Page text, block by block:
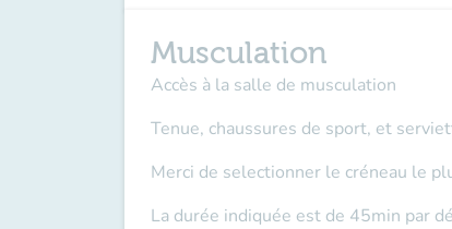
Musculation
Accès à la salle de musculation
Tenue, chaussures de sport, et
Merci de selectionner le créneau le
La durée indiquée est de 45min par